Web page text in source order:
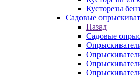
Кусторезы
Садовые
Назад
Садовые